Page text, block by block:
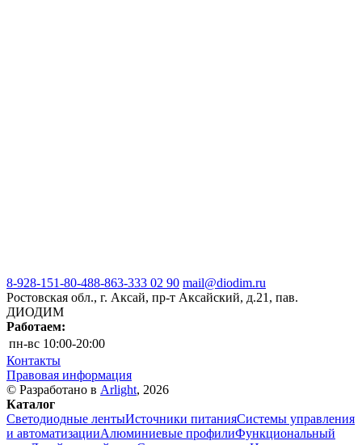
8-928-151-80-488-863-333 02 90 mail@diodim.ru
Ростовская обл., г. Аксай, пр-т Аксайский, д.21, пав.
ДИОДИМ
Работаем:
пн-вс 10:00-20:00
Контакты
Правовая информация
© Разработано в Arlight, 2026
Каталог
Светодиодные лентыИсточники питанияСистемы управления
и автоматизацииАлюминиевые профилиФункциональный